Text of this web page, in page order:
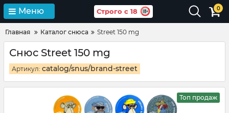
Меню Строго с 18 0
Главная Каталог снюса Street 150 mg
Снюс Street 150 mg
Артикул: catalog/snus/brand-street
Топ продаж